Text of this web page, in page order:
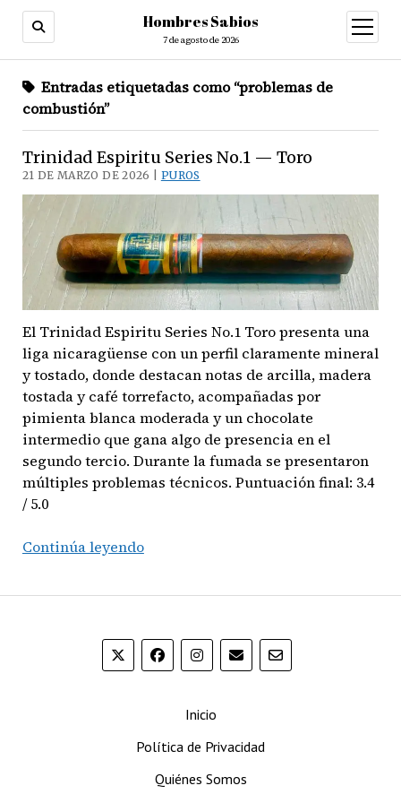
Hombres Sabios
7 de agosto de 2026
abrir
menú
Entradas etiquetadas como “problemas de
combustión”
Trinidad Espiritu Series No.1 — Toro
21 DE MARZO DE 2026 | PUROS
El Trinidad Espiritu Series No.1 Toro presenta una
liga nicaragüense con un perfil claramente mineral
y tostado, donde destacan notas de arcilla, madera
tostada y café torrefacto, acompañadas por
pimienta blanca moderada y un chocolate
intermedio que gana algo de presencia en el
segundo tercio. Durante la fumada se presentaron
múltiples problemas técnicos. Puntuación final: 3.4
/ 5.0
Continúa leyendoTrinidad
Toro
Inicio
Política de Privacidad
Quiénes Somos